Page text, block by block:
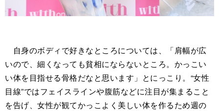
自身のボディで好きなところについては、「肩幅が広
いので、細くなっても貧相にならないところ。かっこい
い体を目指せる骨格だなと思います」とにっこり。“女性
目線”ではフェイスラインや腹筋などに注目が集まること
を告げ、女性が観てかっこよく美しい体を作るため週の